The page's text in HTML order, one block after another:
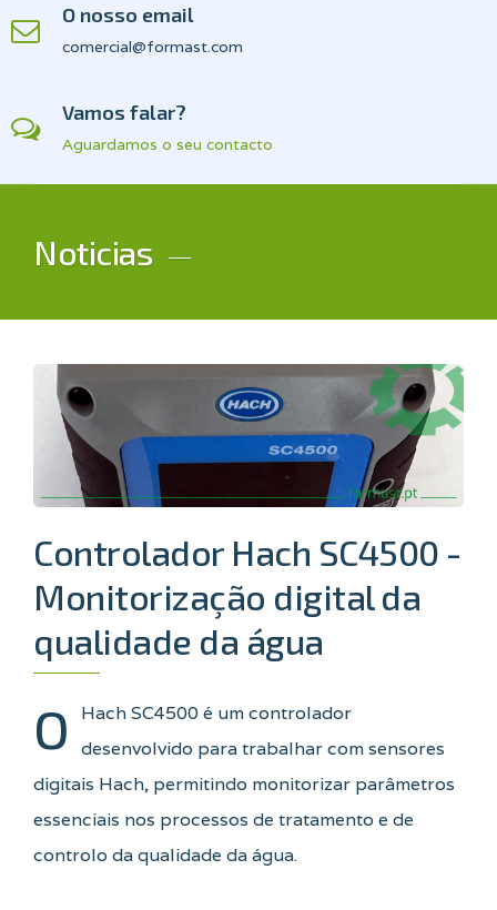
O nosso email
comercial@formast.com
Vamos falar?
Aguardamos o seu contacto
Noticias
Controlador Hach SC4500 -
Monitorização digital da
qualidade da água
O
Hach SC4500 é um controlador
desenvolvido para trabalhar com sensores
digitais Hach, permitindo monitorizar parâmetros
essenciais nos processos de tratamento e de
controlo da qualidade da água.